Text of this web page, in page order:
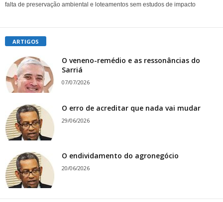
falta de preservação ambiental e loteamentos sem estudos de impacto
ARTIGOS
O veneno-remédio e as ressonâncias do
Sarriá
07/07/2026
O erro de acreditar que nada vai mudar
29/06/2026
O endividamento do agronegócio
20/06/2026